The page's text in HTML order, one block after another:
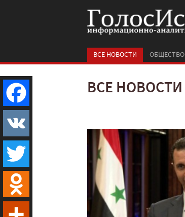
ВСЕ НОВОСТИ ОБЩЕСТВО
ВСЕ НОВОСТИ
Facebook
VK
Twitter
Odnoklassniki